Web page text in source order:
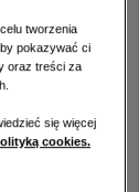
tworzenia
pokazywać ci
oraz treści za
się więcej
cookies.